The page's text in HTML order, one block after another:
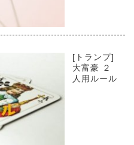
[トランプ]
大富豪 ２
人用ルール